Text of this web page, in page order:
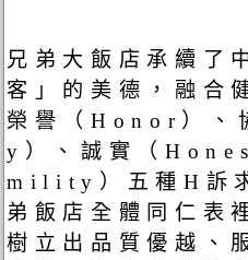
兄弟大飯店承續了
客」的美德，融合
榮譽（Honor）、
y）、誠實（
mility）五種H訴
弟飯店全體同仁表
樹立出品質優越、